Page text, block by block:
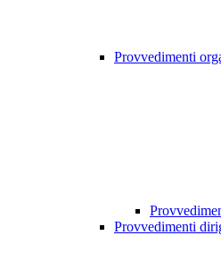
Provvedimenti
Provvedimenti